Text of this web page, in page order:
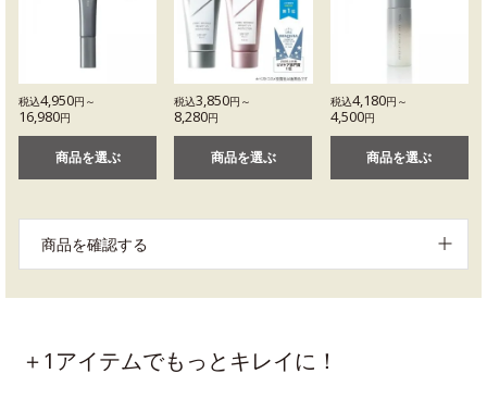
税込4,950円～
16,980円
商品を選ぶ
税込3,850円～
8,280円
商品を選ぶ
税込4,180円～
4,500円
商品を選ぶ
商品を確認する
＋1アイテムでもっとキレイに！